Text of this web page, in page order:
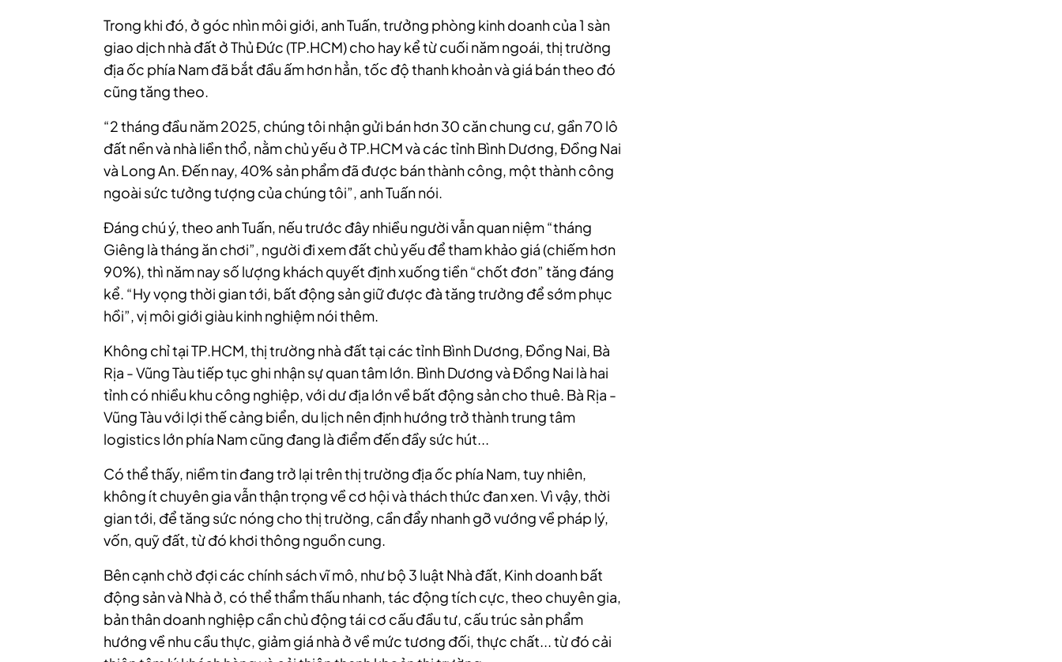
Trong khi đó, ở góc nhìn môi giới, anh Tuấn, trưởng phòng kinh doanh của 1 sàn
giao dịch nhà đất ở Thủ Đức (TP.HCM) cho hay kể từ cuối năm ngoái, thị trường
địa ốc phía Nam đã bắt đầu ấm hơn hẳn, tốc độ thanh khoản và giá bán theo đó
cũng tăng theo.
“2 tháng đầu năm 2025, chúng tôi nhận gửi bán hơn 30 căn chung cư, gần 70 lô
đất nền và nhà liền thổ, nằm chủ yếu ở TP.HCM và các tỉnh Bình Dương, Đồng Nai
và Long An. Đến nay, 40% sản phẩm đã được bán thành công, một thành công
ngoài sức tưởng tượng của chúng tôi”, anh Tuấn nói.
Đáng chú ý, theo anh Tuấn, nếu trước đây nhiều người vẫn quan niệm “tháng
Giêng là tháng ăn chơi”, người đi xem đất chủ yếu để tham khảo giá (chiếm hơn
90%), thì năm nay số lượng khách quyết định xuống tiền “chốt đơn” tăng đáng
kể. “Hy vọng thời gian tới, bất động sản giữ được đà tăng trưởng để sớm phục
hồi”, vị môi giới giàu kinh nghiệm nói thêm.
Không chỉ tại TP.HCM, thị trường nhà đất tại các tỉnh Bình Dương, Đồng Nai, Bà
Rịa - Vũng Tàu tiếp tục ghi nhận sự quan tâm lớn. Bình Dương và Đồng Nai là hai
tỉnh có nhiều khu công nghiệp, với dư địa lớn về bất động sản cho thuê. Bà Rịa -
Vũng Tàu với lợi thế cảng biển, du lịch nên định hướng trở thành trung tâm
logistics lớn phía Nam cũng đang là điểm đến đầy sức hút...
Có thể thấy, niềm tin đang trở lại trên thị trường địa ốc phía Nam, tuy nhiên,
không ít chuyên gia vẫn thận trọng về cơ hội và thách thức đan xen. Vì vậy, thời
gian tới, để tăng sức nóng cho thị trường, cần đẩy nhanh gỡ vướng về pháp lý,
vốn, quỹ đất, từ đó khơi thông nguồn cung.
Bên cạnh chờ đợi các chính sách vĩ mô, như bộ 3 luật Nhà đất, Kinh doanh bất
động sản và Nhà ở, có thể thẩm thấu nhanh, tác động tích cực, theo chuyên gia,
bản thân doanh nghiệp cần chủ động tái cơ cấu đầu tư, cấu trúc sản phẩm
hướng về nhu cầu thực, giảm giá nhà ở về mức tương đối, thực chất... từ đó cải